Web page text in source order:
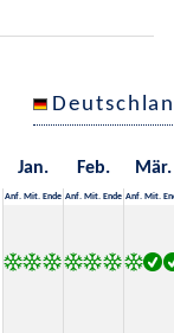
Jan. Feb. Mär.
Anf. Mit. Ende Anf. Mit. Ende Anf. Mit.